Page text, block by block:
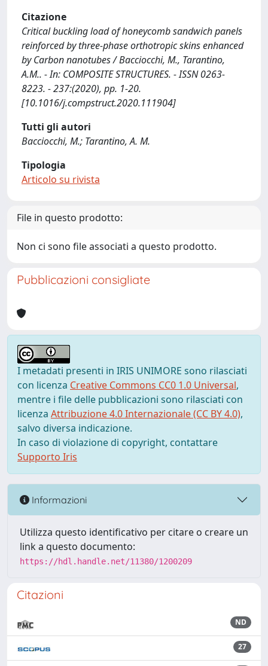
Citazione
Critical buckling load of honeycomb sandwich panels
reinforced by three-phase orthotropic skins enhanced
by Carbon nanotubes / Bacciocchi, M., Tarantino,
A.M.. - In: COMPOSITE STRUCTURES. - ISSN 0263-
8223. - 237:(2020), pp. 1-20.
[10.1016/j.compstruct.2020.111904]
Tutti gli autori
Bacciocchi, M.; Tarantino, A. M.
Tipologia
Articolo su rivista
File in questo prodotto:
Non ci sono file associati a questo prodotto.
Pubblicazioni consigliate
I metadati presenti in IRIS UNIMORE sono rilasciati
con licenza Creative Commons CC0 1.0 Universal,
mentre i file delle pubblicazioni sono rilasciati con
licenza Attribuzione 4.0 Internazionale (CC BY 4.0),
salvo diversa indicazione.
In caso di violazione di copyright, contattare
Supporto Iris
Informazioni
Utilizza questo identificativo per citare o creare un
link a questo documento:
https://hdl.handle.net/11380/1200209
Citazioni
ND
27